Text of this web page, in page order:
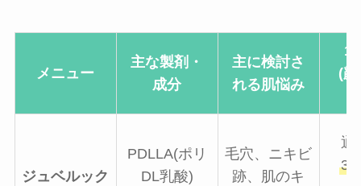
メニュー
主な製剤・
成分
主に検討さ
れる肌悩み
1
(
ジュベルック
PDLLA(ポリ
DL乳酸)
毛穴、ニキビ
跡、肌のキ
通